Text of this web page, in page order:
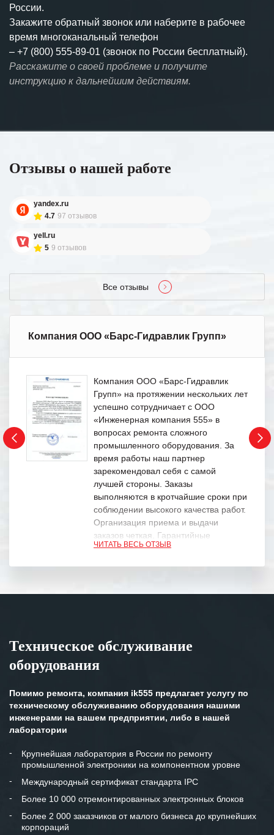
России.
Закажите обратный звонок или наберите в рабочее
время многоканальный телефон
– +7 (800) 555-89-01 (звонок по России бесплатный).
Расскажите о своей проблеме и получите
инструкцию к дальнейшим действиям.
Отзывы о нашей работе
yandex.ru
4.7 97 отзывов
yell.ru
5 9 отзывов
Все отзывы
Компания ООО «Барс-Гидравлик Групп»
Компания ООО «Барс-Гидравлик
Групп» на протяжении нескольких лет
успешно сотрудничает с ООО
«Инженерная компания 555» в
вопросах ремонта сложного
промышленного оборудования. За
время работы наш партнер
зарекомендовал себя с самой
лучшей стороны. Заказы
выполняются в кротчайшие сроки при
соблюдении высокого качества работ.
Организация приема и выдачи
заказов четкая. Гарантийные
обязательства выполняются в
Особенно хочется отметить высокую
клиентоориентированность
готовность помочь в самых сложных
и доверительные партнерские
отношения и искренне желаем
«Инженерной компании «555» долгих
ЧИТАТЬ ВЕСЬ ОТЗЫВ
Техническое обслуживание
оборудования
Помимо ремонта, компания ik555 предлагает услугу по
техническому обслуживанию оборудования нашими
инженерами на вашем предприятии, либо в нашей
лаборатории
Крупнейшая лаборатория в России по ремонту
промышленной электроники на компонентном уровне
Международный сертификат стандарта IPC
Более 10 000 отремонтированных электронных блоков
Более 2 000 заказчиков от малого бизнеса до крупнейших
корпораций